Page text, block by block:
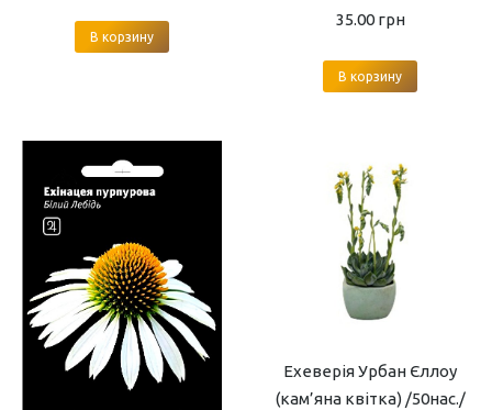
В корзину
35.00 грн
В корзину
Ехеверія Урбан Єллоу
(кам’яна квітка) /50нас./